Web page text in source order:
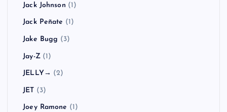
Jack Johnson (1)
Jack Peñate (1)
Jake Bugg (3)
Jay-Z(1)
JELLY→ (2)
JET (3)
Joey Ramone (1)